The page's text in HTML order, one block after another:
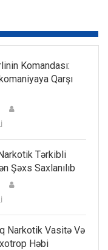
Komandası:
Qarşı
Tərkibli
Şəxs Saxlanılıb
Narkotik Vasitə Və
Həbi